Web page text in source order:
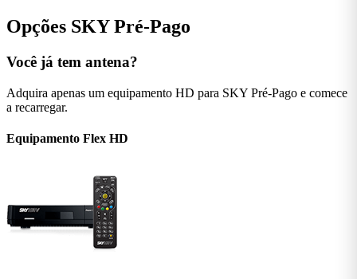
Opções SKY Pré-Pago
Você já tem antena?
Adquira apenas um equipamento HD para SKY Pré-Pago e comece
a recarregar.
Equipamento Flex HD